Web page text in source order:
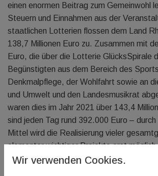
einen enormen Beitrag zum Gemeinwohl
Steuern und Einnahmen aus der
staatlichen Lotterien flossen dem Land
138,7 Millionen Euro zu. Zusammen mit
Euro, die über die Lotterie GlücksSpirale
Begünstigten aus dem Bereich des
Denkmalpflege, der Wohlfahrt sowie an
und Umwelt und den Landesmusikrat
waren dies im Jahr 2021 über 143,4
sind jeden Tag rund 392.000 Euro – durch
Mittel wird die Realisierung vieler
elementar wichtiger Projekte erst möglich.
Im Jahr 2023 wird Lotto Rheinland-Pfalz
Wir verwenden Cookies.